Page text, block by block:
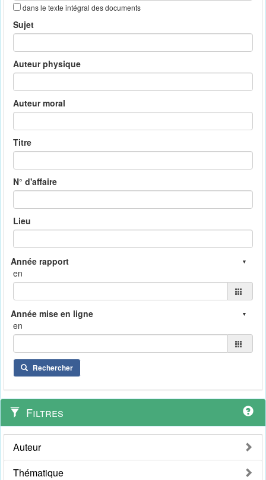
dans le texte intégral des documents
Sujet
Auteur physique
Auteur moral
Titre
N° d'affaire
Lieu
en
en
Rechercher
Filtres
Auteur
Thématique